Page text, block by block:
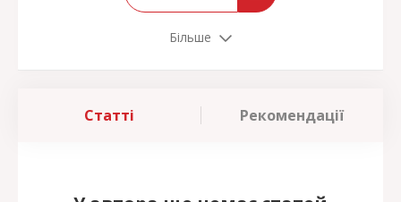
Більше
Статті Рекомендації